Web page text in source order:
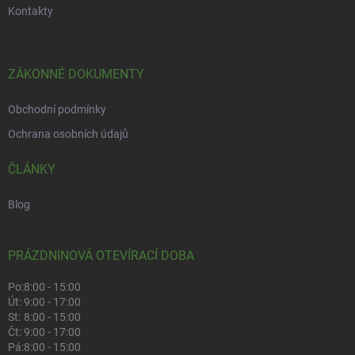
Kontakty
ZÁKONNÉ DOKUMENTY
Obchodní podmínky
Ochrana osobních údajů
ČLÁNKY
Blog
PRÁZDNINOVÁ OTEVÍRACÍ DOBA
Po:8:00 - 15:00
Út:9:00 - 17:00
St: 8:00 - 15:00
Čt:9:00 - 17:00
Pá:8:00 - 15:00